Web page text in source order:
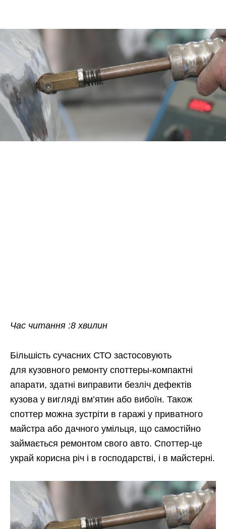
Час читання :8 хвилин
Більшість сучасних СТО застосовують
для кузовного ремонту споттеры-компактні
апарати, здатні виправити безліч дефектів
кузова у вигляді вм’ятин або вибоїн. Також
споттер можна зустріти в гаражі у приватного
майстра або дачного умільця, що самостійно
займається ремонтом свого авто. Споттер-це
украй корисна річ і в господарстві, і в майстерні.